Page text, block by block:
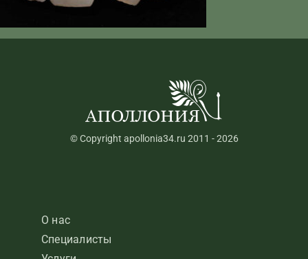
© Copyright apollonia34.ru 2011 - 2026
О нас
Специалисты